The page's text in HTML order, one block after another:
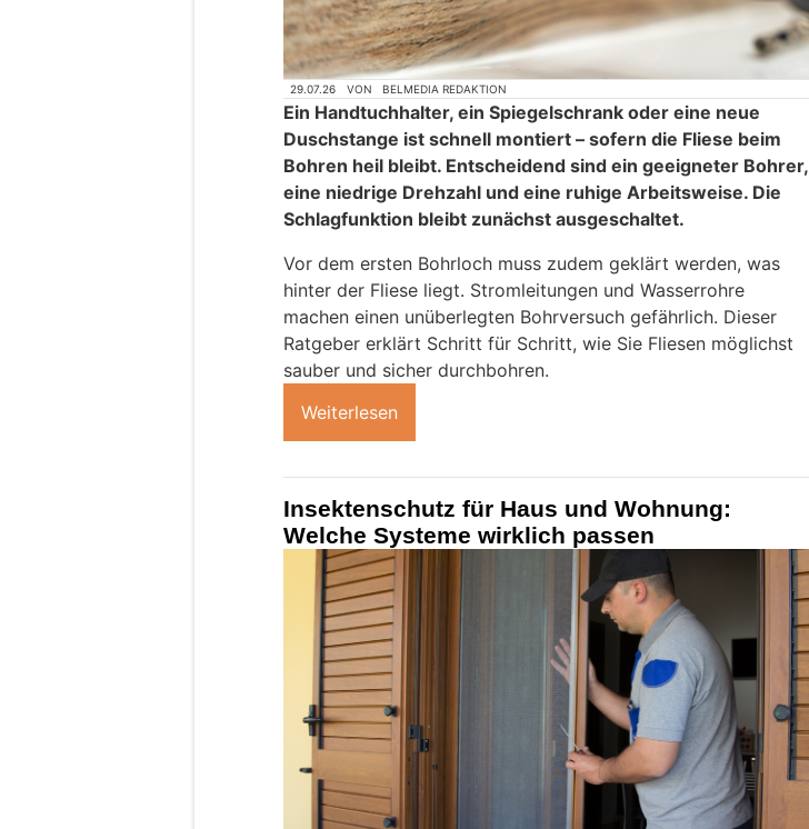
29.07.26 VON BELMEDIA REDAKTION
Ein Handtuchhalter, ein Spiegelschrank oder eine neue
Duschstange ist schnell montiert – sofern die Fliese beim
Bohren heil bleibt. Entscheidend sind ein geeigneter Bohrer,
eine niedrige Drehzahl und eine ruhige Arbeitsweise. Die
Schlagfunktion bleibt zunächst ausgeschaltet.
Vor dem ersten Bohrloch muss zudem geklärt werden, was
hinter der Fliese liegt. Stromleitungen und Wasserrohre
machen einen unüberlegten Bohrversuch gefährlich. Dieser
Ratgeber erklärt Schritt für Schritt, wie Sie Fliesen möglichst
sauber und sicher durchbohren.
Weiterlesen
Insektenschutz für Haus und Wohnung:
Welche Systeme wirklich passen